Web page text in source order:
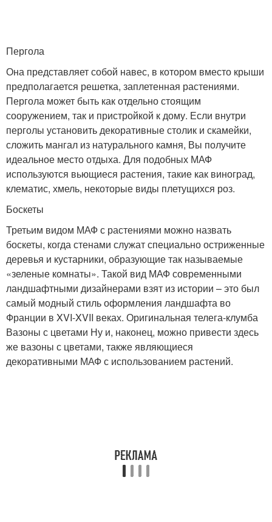
Пергола
Она представляет собой навес, в котором вместо крыши
предполагается решетка, заплетенная растениями.
Пергола может быть как отдельно стоящим
сооружением, так и пристройкой к дому. Если внутри
перголы установить декоративные столик и скамейки,
сложить мангал из натурального камня, Вы получите
идеальное место отдыха. Для подобных МАФ
используются вьющиеся растения, такие как виноград,
клематис, хмель, некоторые виды плетущихся роз.
Боскеты
Третьим видом МАФ с растениями можно назвать
боскеты, когда стенами служат специально остриженные
деревья и кустарники, образующие так называемые
«зеленые комнаты». Такой вид МАФ современными
ландшафтными дизайнерами взят из истории – это был
самый модный стиль оформления ландшафта во
Франции в XVI-XVII веках. Оригинальная телега-клумба
Вазоны с цветами Ну и, наконец, можно привести здесь
же вазоны с цветами, также являющиеся
декоративными МАФ с использованием растений.